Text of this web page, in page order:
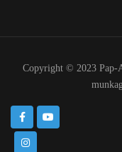
Copyright © 2023 Pap-